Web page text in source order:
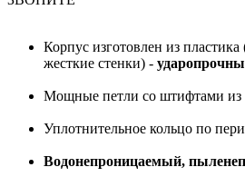
Корпус изготовлен из пластика
жесткие стенки) -
Мощные петли со штифтами из
Уплотнительное кольцо по
Водонепроницаемый,